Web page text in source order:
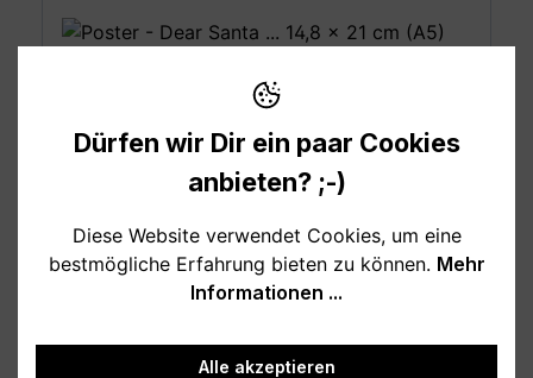
Dürfen wir Dir ein paar Cookies
anbieten? ;-)
Diese Website verwendet Cookies, um eine
bestmögliche Erfahrung bieten zu können. Mehr
Informationen ...
Alle akzeptieren